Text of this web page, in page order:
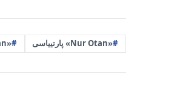
«Nur Otan» پارتيياسى «Nur Otan» پارتيياسىنىڭ بازالىق 3 پرينتسيپٸ